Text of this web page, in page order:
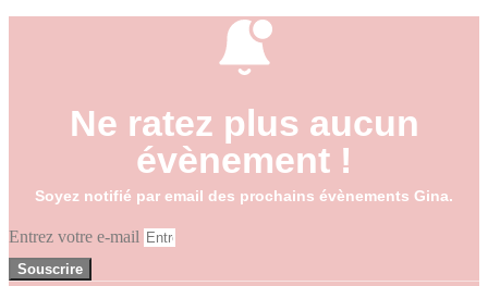
Ne ratez plus aucun
évènement !
Soyez notifié par email des prochains évènements Gina.
Entrez votre e-mail
Souscrire